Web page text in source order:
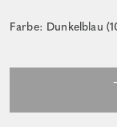
Farbe: Dunkelblau